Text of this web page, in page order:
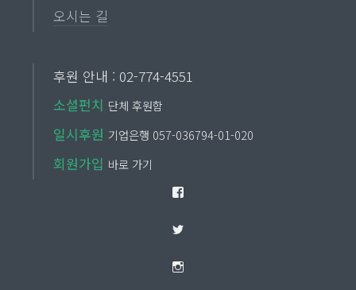
오시는 길
후원 안내 : 02-774-4551
소셜펀치 단체 후원함
일시후원 기업은행 057-036794-01-020
회원가입 바로 가기
Facebook
Twitter
Instagram